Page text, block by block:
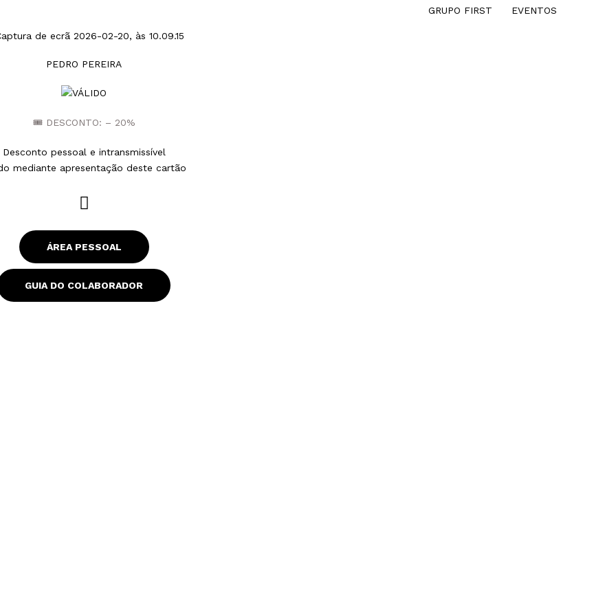
GRUPO FIRST EVENTOS
PEDRO PEREIRA
🎟 DESCONTO: – 20%
Desconto pessoal e intransmissível
mediante apresentação deste cartão
W
a
t
s
a
p
ÁREA PESSOAL
GUIA DO COLABORADOR